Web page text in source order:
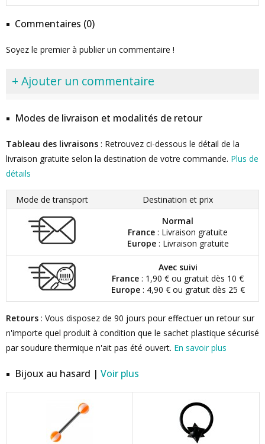
Commentaires (0)
Soyez le premier à publier un commentaire !
+ Ajouter un commentaire
Modes de livraison et modalités de retour
Tableau des livraisons : Retrouvez ci-dessous le détail de la
livraison gratuite selon la destination de votre commande. Plus de
détails
Mode de transport
Destination et prix
Normal
France : Livraison gratuite
Europe: Livraison gratuite
Avec suivi
France : 1,90 € ou gratuit dès 10 €
Europe: 4,90 € ou gratuit dès 25 €
Retours : Vous disposez de 90 jours pour effectuer un retour sur
n'importe quel produit à condition que le sachet plastique sécurisé
par soudure thermique n'ait pas été ouvert. En savoir plus
Bijoux au hasard | Voir plus